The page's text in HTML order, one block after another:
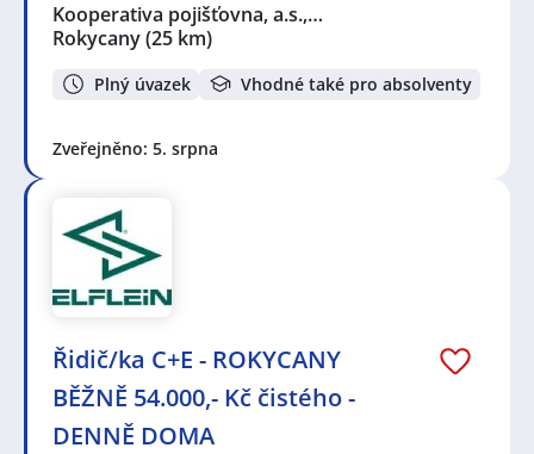
Kooperativa pojišťovna, a.s.,…
Rokycany(25 km)
Plný úvazek Vhodné také pro absolventy
Zveřejněno: 5. srpna
Řidič/ka C+E - ROKYCANY
BĚŽNĚ 54.000,- Kč čistého -
DENNĚ DOMA